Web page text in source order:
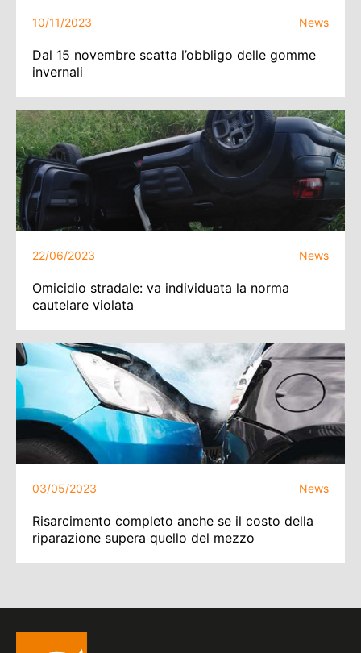
10/11/2023 News
Dal 15 novembre scatta l’obbligo delle gomme
invernali
22/06/2023 News
Omicidio stradale: va individuata la norma
cautelare violata
03/05/2023 News
Risarcimento completo anche se il costo della
riparazione supera quello del mezzo